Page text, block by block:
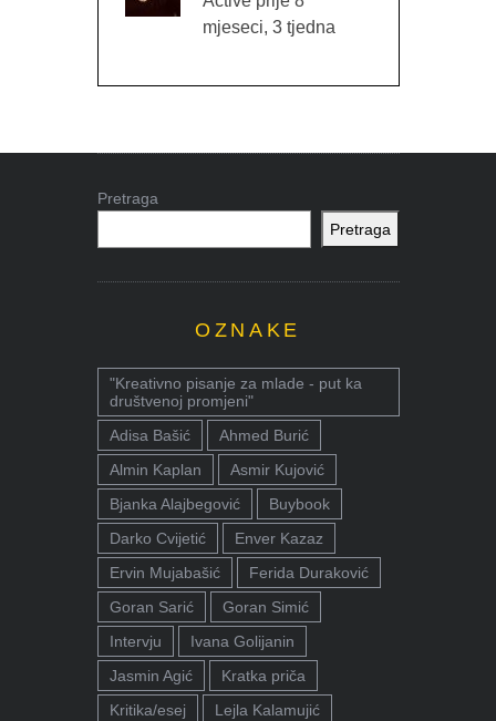
mjeseci, 3 tjedna
Pretraga
Pretraga
OZNAKE
"Kreativno pisanje za mlade - put ka
društvenoj promjeni"
Adisa Bašić
Ahmed Burić
Almin Kaplan
Asmir Kujović
Bjanka Alajbegović
Buybook
Darko Cvijetić
Enver Kazaz
Ervin Mujabašić
Ferida Duraković
Goran Sarić
Goran Simić
Intervju
Ivana Golijanin
Jasmin Agić
Kratka priča
Kritika/esej
Lejla Kalamujić